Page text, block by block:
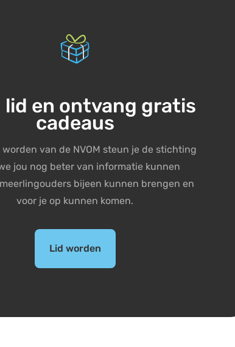
lid en ontvang gratis
cadeaus
worden van de NVOM steun je de stichting
jou nog beter van informatie kunnen
bijeen kunnen brengen en
voor je op kunnen komen.
Lid worden